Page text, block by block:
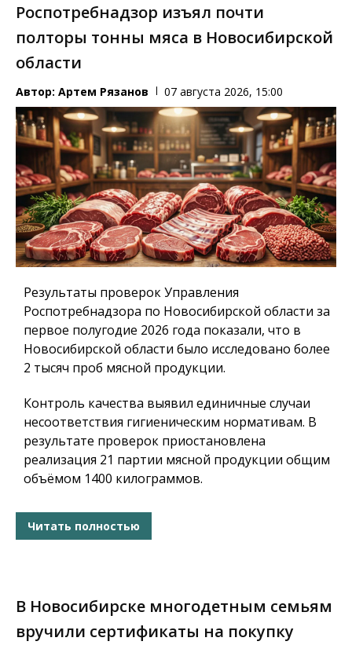
Роспотребнадзор изъял почти
полторы тонны мяса в Новосибирской
области
Автор: Артем Рязанов 07 августа 2026, 15:00
Результаты проверок Управления
Роспотребнадзора по Новосибирской области за
первое полугодие 2026 года показали, что в
Новосибирской области было исследовано более
2 тысяч проб мясной продукции.
Контроль качества выявил единичные случаи
несоответствия гигиеническим нормативам. В
результате проверок приостановлена
реализация 21 партии мясной продукции общим
объёмом 1400 килограммов.
Читать полностью
В Новосибирске многодетным семьям
вручили сертификаты на покупку